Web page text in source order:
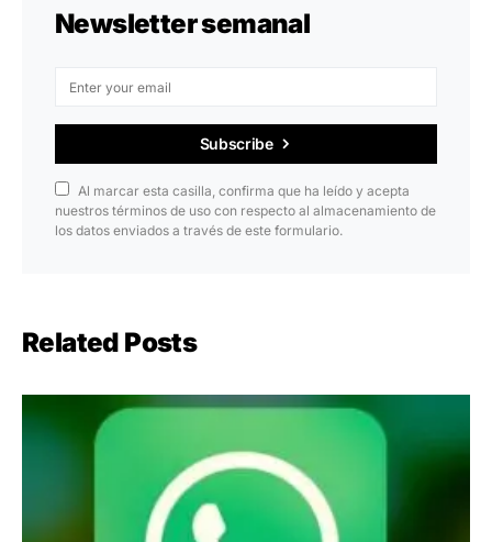
Newsletter semanal
Subscribe
Al marcar esta casilla, confirma que ha leído y acepta
nuestros términos de uso con respecto al almacenamiento de
los datos enviados a través de este formulario.
Related Posts